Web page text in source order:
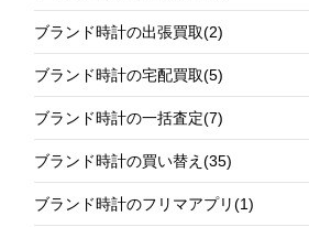
ブランド時計の出張買取(2)
ブランド時計の宅配買取(5)
ブランド時計の一括査定(7)
ブランド時計の買い替え(35)
ブランド時計のフリマアプリ(1)